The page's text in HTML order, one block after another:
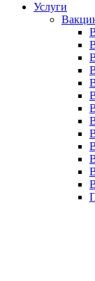
Услуги